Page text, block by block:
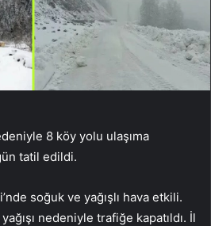
8 köy yolu ulaşıma
tatil edildi.
soğuk ve yağışlı hava etkili.
nedeniyle trafiğe kapatıldı. İl